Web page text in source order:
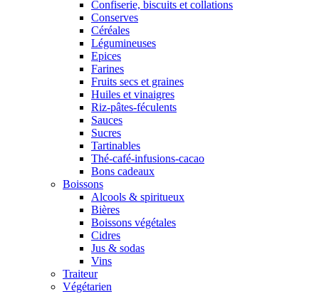
Confiserie, biscuits et collations
Conserves
Céréales
Légumineuses
Epices
Farines
Fruits secs et graines
Huiles et vinaigres
Riz-pâtes-féculents
Sauces
Sucres
Tartinables
Thé-café-infusions-cacao
Bons cadeaux
Boissons
Alcools & spiritueux
Bières
Boissons végétales
Cidres
Jus & sodas
Vins
Traiteur
Végétarien